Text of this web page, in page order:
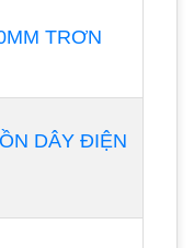
TRƠN
DÂY ĐIỆN